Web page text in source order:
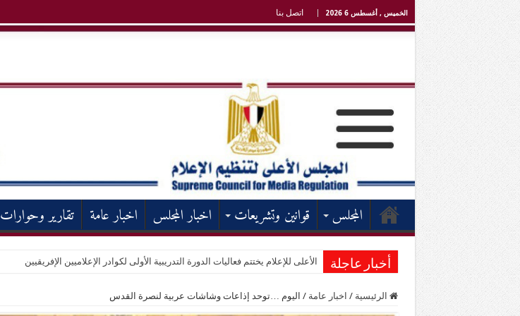
الخميس , أغسطس 6 2026 اتصل بنا
المجلس قوانين وتشريعات اخبار المجلس اخبار عامة تقارير وحوارات
أخبار عاجلة الأعلى للإعلام يختتم فعاليات الدورة التدريبية الأولى لكوادر الإعلاميين الإفريقيين
الرئيسية / اخبار عامة / اليوم …توحد إذاعات وشاشات عربية لنصرة القدس